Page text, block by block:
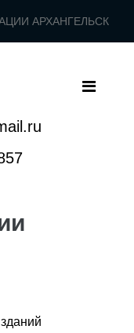
АРХАНГЕЛЬСК